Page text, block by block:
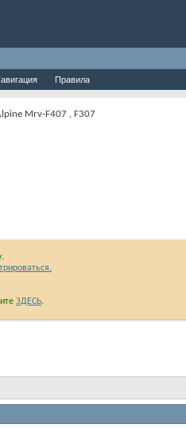
Правила
Mrv-F407 , F307
ЗДЕСЬ.